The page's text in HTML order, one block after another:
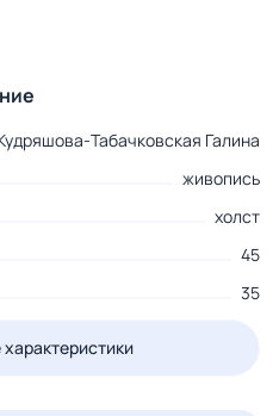
Табачковская Галина
живопись
холст
45
35